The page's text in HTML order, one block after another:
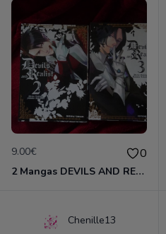
9.00€ 0
2 Mangas DEVILS AND REALIST
Chenille13